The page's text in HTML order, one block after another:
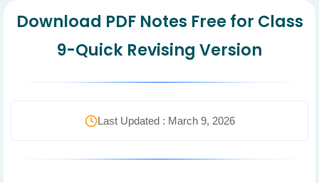
Download PDF Notes Free for Class
9-Quick Revising Version
Last Updated : March 9, 2026